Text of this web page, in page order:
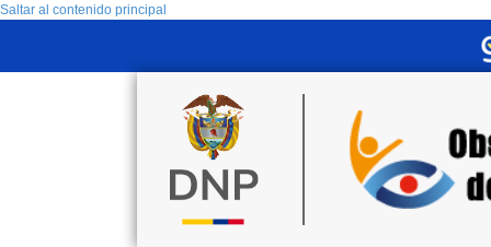
Saltar al contenido principal